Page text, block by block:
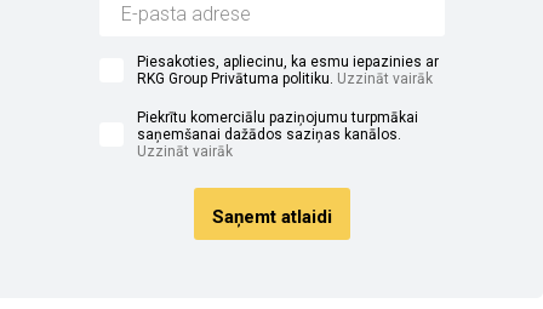
Piesakoties, apliecinu, ka esmu iepazinies ar
RKG Group Privātuma politiku. Uzzināt vairāk
Piekrītu komerciālu paziņojumu turpmākai
saņemšanai dažādos saziņas kanālos.
Uzzināt vairāk
Saņemt atlaidi